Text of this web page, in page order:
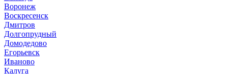
Воронеж
Воскресенск
Дмитров
Долгопрудный
Домодедово
Егорьевск
Иваново
Калуга